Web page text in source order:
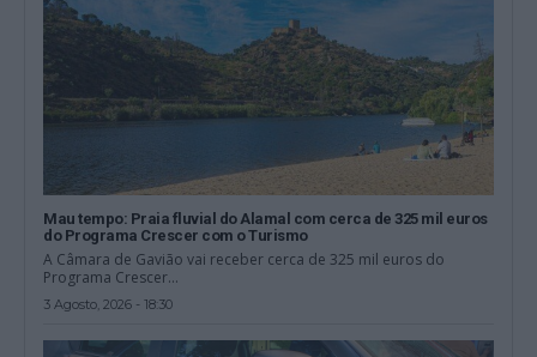
Mau tempo: Praia fluvial do Alamal com cerca de 325 mil euros
do Programa Crescer com o Turismo
A Câmara de Gavião vai receber cerca de 325 mil euros do
Programa Crescer...
3 Agosto, 2026 - 18:30